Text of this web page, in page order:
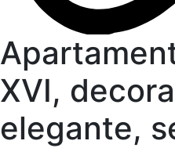
XVI,
elegante,